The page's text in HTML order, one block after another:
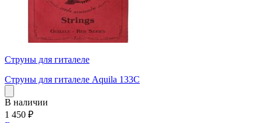
Струны для гиталеле
Струны для гиталеле Aquila 133C
В наличии
1 450 ₽